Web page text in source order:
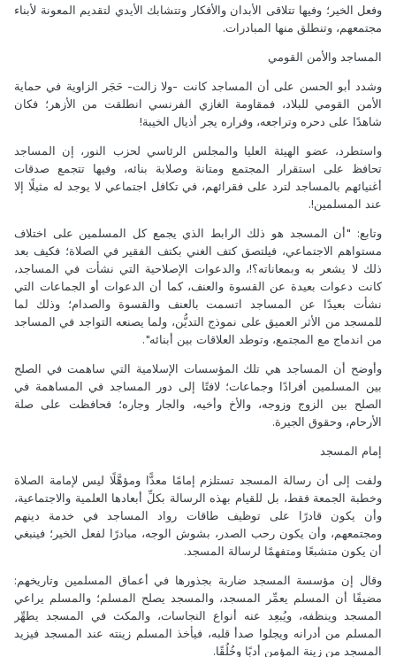
وفعل الخير؛ وفيها تتلاقى الأبدان والأفكار وتتشابك الأيدي لتقديم المعونة لأبناء
مجتمعهم، وتنطلق منها المبادرات.
المساجد والأمن القومي
وشدد أبو الحسن على أن المساجد كانت -ولا زالت- حَجَر الزاوية في حماية
الأمن القومي للبلاد، فمقاومة الغازي الفرنسي انطلقت من الأزهر؛ فكان
شاهدًا على دحره وتراجعه، وفراره يجر أذيال الخيبة!
واستطرد، عضو الهيئة العليا والمجلس الرئاسي لحزب النور، إن المساجد
تحافظ على استقرار المجتمع ومتانة وصلابة بنائه، وفيها تتجمع صدقات
أغنيائهم بالمساجد لترد على فقرائهم، في تكافل اجتماعي لا يوجد له مثيلًا إلا
عند المسلمين!.
وتابع: "أن المسجد هو ذلك الرابط الذي يجمع كل المسلمين على اختلاف
مستواهم الاجتماعي، فيلتصق كتف الغني بكتف الفقير في الصلاة؛ فكيف بعد
ذلك لا يشعر به وبمعاناته؟!، والدعوات الإصلاحية التي نشأت في المساجد،
كانت دعوات بعيدة عن القسوة والعنف، كما أن الدعوات أو الجماعات التي
نشأت بعيدًا عن المساجد اتسمت بالعنف والقسوة والصدام؛ وذلك لما
للمسجد من الأثر العميق على نموذج التديُّن، ولما يصنعه التواجد في المساجد
من اندماج مع المجتمع، وتوطد العلاقات بين أبنائه".
وأوضح أن المساجد هي تلك المؤسسات الإسلامية التي ساهمت في الصلح
بين المسلمين أفرادًا وجماعات؛ لافتًا إلى دور المساجد في المساهمة في
الصلح بين الزوج وزوجه، والأخ وأخيه، والجار وجاره؛ فحافظت على صلة
الأرحام، وحقوق الجيرة.
إمام المسجد
ولفت إلى أن رسالة المسجد تستلزم إمامًا معدًّا ومؤهَّلًا ليس لإمامة الصلاة
وخطبة الجمعة فقط، بل للقيام بهذه الرسالة بكلِّ أبعادها العلمية والاجتماعية،
وأن يكون قادرًا على توظيف طاقات رواد المساجد في خدمة دينهم
ومجتمعهم، وأن يكون رحب الصدر، بشوش الوجه، مبادرًا لفعل الخير؛ فينبغي
أن يكون متشبعًا ومتفهمًا لرسالة المسجد.
وقال إن مؤسسة المسجد ضاربة بجذورها في أعماق المسلمين وتاريخهم:
مضيفًا أن المسلم يعمِّر المسجد، والمسجد يصلح المسلم؛ والمسلم يراعي
المسجد وينظفه، ويُبعِد عنه أنواع النجاسات، والمكث في المسجد يطهِّر
المسلم من أدرانه ويجلوا صدأ قلبه، فيأخذ المسلم زينته عند المسجد فيزيد
المسجد من زينة المؤمن أدبًا وخُلُقًا.